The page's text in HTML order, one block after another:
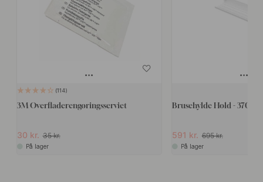
114
3M Overfladerengøringsserviet
30 kr. 35 kr.
På lager
Brusehylde Hold -
591 kr. 695 kr.
På lager